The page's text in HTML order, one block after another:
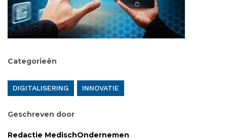
Categorieën
DIGITALISERING INNOVATIE
Geschreven door
Redactie MedischOndernemen